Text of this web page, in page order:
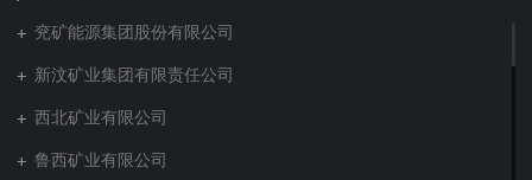
兖矿能源集团股份有限公司
新汶矿业集团有限责任公司
西北矿业有限公司
鲁西矿业有限公司